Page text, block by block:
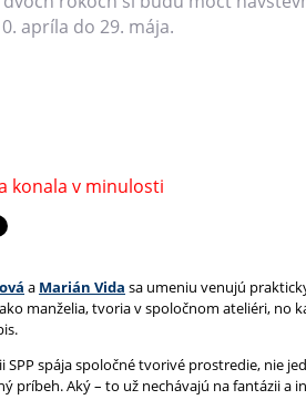
apríla do 29. mája.
konala v minulosti
a Marián Vida sa umeniu venujú
manželia, tvoria v spoločnom ateliéri, no
SPP spája spoločné tvorivé prostredie, nie
príbeh. Aký – to už nechávajú na fantázii a